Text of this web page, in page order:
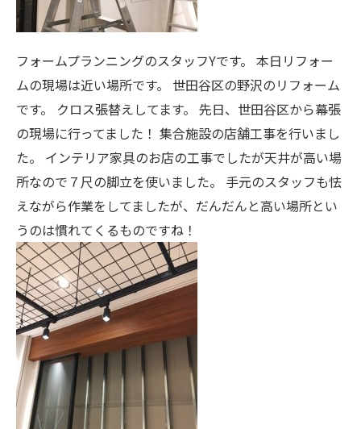
フォームプランニングのスタッフYです。 本日リフォー
ムの現場は近い場所です。 世田谷区の野沢のリフォーム
です。 クロス張替えしてます。 先日、世田谷区から幕張
の現場に行ってました！ 集合施設の店舗工事を行いまし
た。 インテリア家具のお店の工事でしたが天井が高い場
所なので７尺の脚立を使いました。 手元のスタッフも怯
えながら作業をしてましたが、だんだんと高い場所とい
うのは慣れてくるものですね！